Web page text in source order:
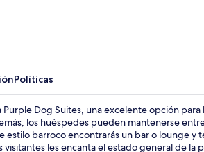
Políticas
Dog Suites, una excelente opción
los huéspedes pueden mantenerse
estilo barroco encontrarás un bar o lounge y
visitantes les encanta el estado general de la